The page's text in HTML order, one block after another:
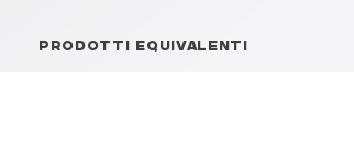
PRODOTTI EQUIVALENTI